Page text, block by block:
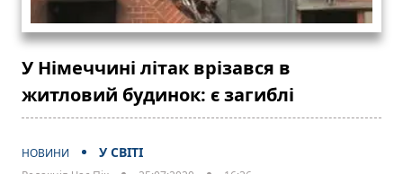
У Німеччині літак врізався в
житловий будинок: є загиблі
НОВИНИ У СВІТІ